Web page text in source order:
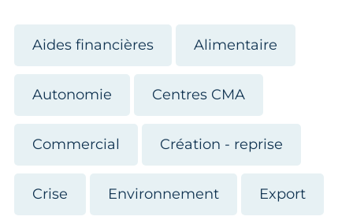
Aides financières Alimentaire
Autonomie Centres CMA
Commercial Création - reprise
Crise Environnement Export